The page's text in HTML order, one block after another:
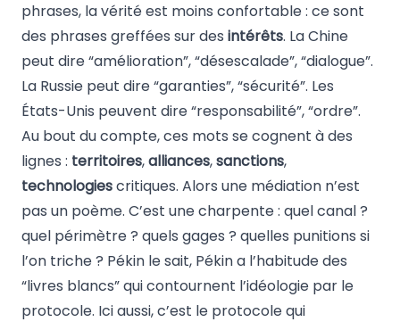
phrases, la vérité est moins confortable : ce sont
des phrases greffées sur des intérêts. La Chine
peut dire “amélioration”, “désescalade”, “dialogue”.
La Russie peut dire “garanties”, “sécurité”. Les
États-Unis peuvent dire “responsabilité”, “ordre”.
Au bout du compte, ces mots se cognent à des
lignes : territoires,alliances,sanctions,
technologiescritiques. Alors une médiation n’est
pas un poème. C’est une charpente : quel canal ?
quel périmètre ? quels gages ? quelles punitions si
l’on triche ? Pékin le sait, Pékin a l’habitude des
“livres blancs” qui contournent l’idéologie par le
protocole. Ici aussi, c’est le protocole qui